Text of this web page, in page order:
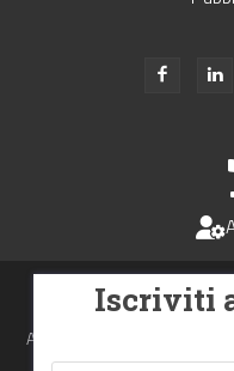
Uomini e Trasporti è un
Autorizzazione del Tribunale
Iscriviti